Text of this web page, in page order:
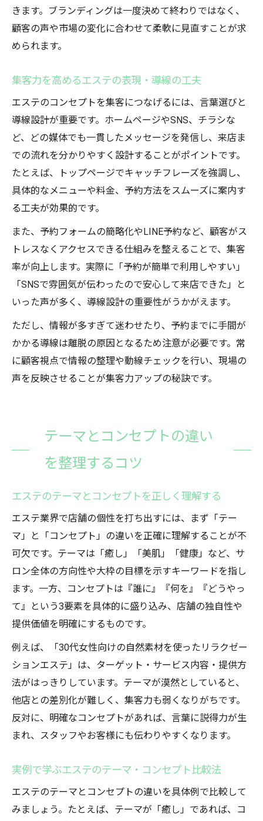
きます。ブランディングは一度決めて終わりではなく、
顧客の声や市場の変化に合わせて柔軟に見直すことが求
められます。
集客力を高めるエステの表現・導線の工夫
エステのコンセプトを集客につなげるには、言葉選びと
導線設計が重要です。ホームページやSNS、チラシな
ど、どの媒体でも一貫したメッセージを発信し、来店ま
での流れを分かりやすく設計することがポイントです。
たとえば、トップページでキャッチフレーズを強調し、
具体的なメニューや料金、予約方法をスムーズに案内す
る工夫が効果的です。
また、予約フォームの簡略化やLINE予約など、顧客がス
トレスなくアクセスできる仕組みを整えることで、集客
率が向上します。実際に「予約が簡単で利用しやすい」
「SNSで雰囲気が伝わったので安心して来店できた」と
いった声が多く、導線設計の重要性がうかがえます。
ただし、情報が多すぎて迷わせたり、予約までに手間が
かかる導線は離脱の原因となるため注意が必要です。常
に顧客視点で情報の整理や動線チェックを行い、現場の
声を反映させることが集客力アップの秘訣です。
テーマとコンセプトの違い
を整理するコツ
エステのテーマとコンセプトを正しく理解する
エステ業界で店舗の個性を打ち出すには、まず「テー
マ」と「コンセプト」の違いを正確に理解することが不
可欠です。テーマは「癒し」「美肌」「健康」など、サ
ロン全体の方向性や大枠の目標を示すキーワードを指し
ます。一方、コンセプトは『誰に』『何を』『どうやっ
て』という3要素を具体的に盛り込み、店舗の独自性や
提供価値を明確にするものです。
例えば、「30代女性向けの自然素材を使ったリラクゼー
ションエステ」は、ターゲット・サービス内容・提供方
法がはっきりしています。テーマが漠然としていると、
他店との差別化が難しく、集客力も弱くなりがちです。
反対に、明確なコンセプトがあれば、言葉に説得力が生
まれ、スタッフやお客様にも伝わりやすくなります。
実例で学ぶエステのテーマ・コンセプト比較法
エステのテーマとコンセプトの違いを具体例で比較して
みましょう。たとえば、テーマが「癒し」であれば、コ